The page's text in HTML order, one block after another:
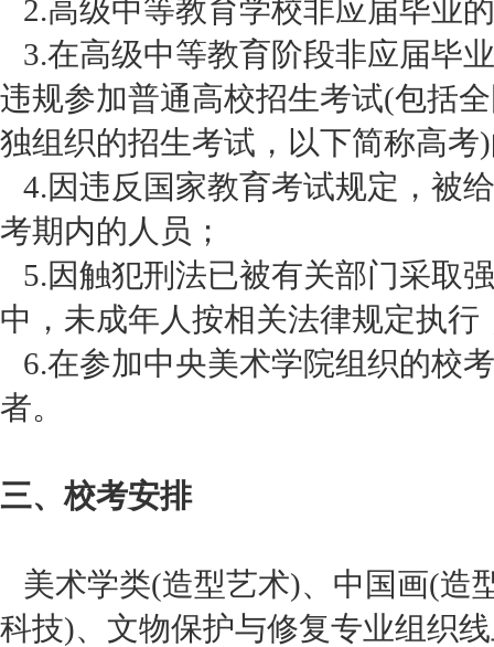
2.高级中等教育学校非应届毕业
3.在高级中等教育阶段非应届毕
违规参加普通高校招生考试(包括
独组织的招生考试，以下简称高考
4.因违反国家教育考试规定，被
考期内的人员；
5.因触犯刑法已被有关部门采取
中，未成年人按相关法律规定执行
6.在参加中央美术学院组织的校
者。
三、校考安排
美术学类(造型艺术)、中国画(造
科技)、文物保护与修复专业组织